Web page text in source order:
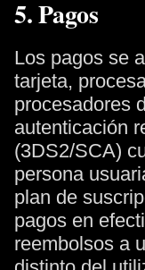
5. Pagos
Los pagos se
tarjeta,
procesadores
autenticación
(3DS2/SCA)
persona
plan de
pagos en
reembolsos a